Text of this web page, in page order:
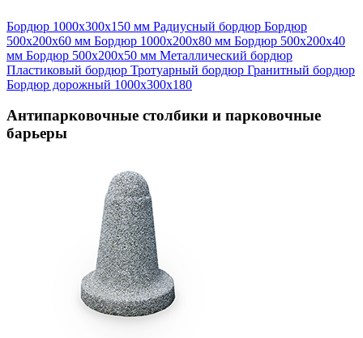
Бордюр 1000х300х150 мм Радиусный бордюр Бордюр
500х200х60 мм Бордюр 1000х200х80 мм Бордюр 500х200х40
мм Бордюр 500х200х50 мм Металлический бордюр
Пластиковый бордюр Тротуарный бордюр Гранитный бордюр
Бордюр дорожный 1000х300х180
Антипарковочные столбики и парковочные
барьеры